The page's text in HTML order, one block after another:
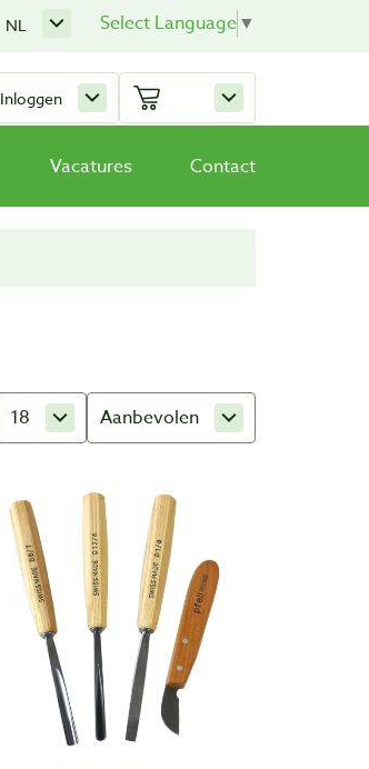
Select Language▼
NL
Inloggen
Vacatures Contact
18 Aanbevolen